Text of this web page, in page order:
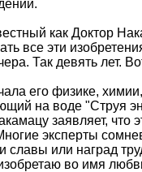
как Доктор
все эти
Так девять лет.
его физике,
на воде "Струя
заявляет, что
эксперты
или наград
во имя